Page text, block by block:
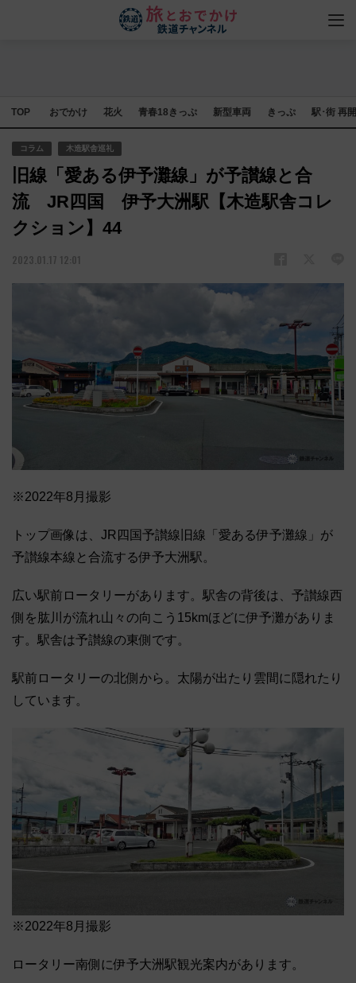
TOP おでかけ 花火 青春18きっぷ 新型車両 きっぷ 駅･街 再
コラム 木造駅舎巡礼
旧線「愛ある伊予灘線」が予讃線と合
流 JR四国 伊予大洲駅【木造駅舎コレ
クション】44
2023.01.17 12:01
※2022年8月撮影
トップ画像は、JR四国予讃線旧線「愛ある伊予灘線」が
予讃線本線と合流する伊予大洲駅。
広い駅前ロータリーがあります。駅舎の背後は、予讃線西
側を肱川が流れ山々の向こう15kmほどに伊予灘がありま
す。駅舎は予讃線の東側です。
駅前ロータリーの北側から。太陽が出たり雲間に隠れたり
しています。
※2022年8月撮影
ロータリー南側に伊予大洲駅観光案内があります。